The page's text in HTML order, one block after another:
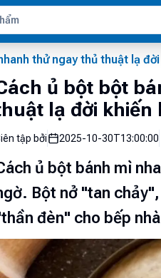
thử ngay thủ thuật lạ
ủ bột bột
lạ đời khiến
tập bởi 2025-10-30T13:00:00
ủ bột bánh mì
Bột nở "tan
đèn" cho bếp